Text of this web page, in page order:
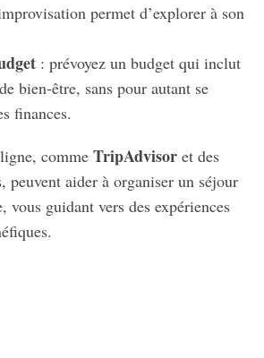
permet d’explorer à son
: prévoyez un budget qui inclut
bien-être, sans pour autant se
finances.
comme TripAdvisoret des
peuvent aider à organiser un séjour
vous guidant vers des expériences